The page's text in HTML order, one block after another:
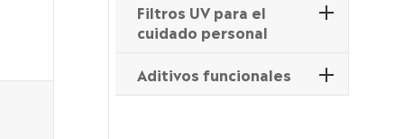
Filtros UV para el
cuidado personal
Aditivos funcionales